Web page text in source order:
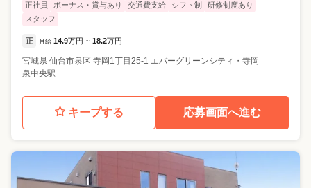
正社員 ボーナス・賞与あり 交通費支給 シフト制
研修制度あり
スタッフ
正 月給 14.9万円 ~ 18.2万円
宮城県 仙台市泉区 寺岡1丁目25-1 エバーグリーンシティ・寺岡
泉中央駅
キープする 応募画面へ進む